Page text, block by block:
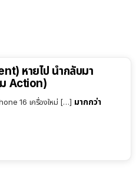
หายไป นำกลับมา
Action)
16 เครื่องใหม่ […] มากกว่า